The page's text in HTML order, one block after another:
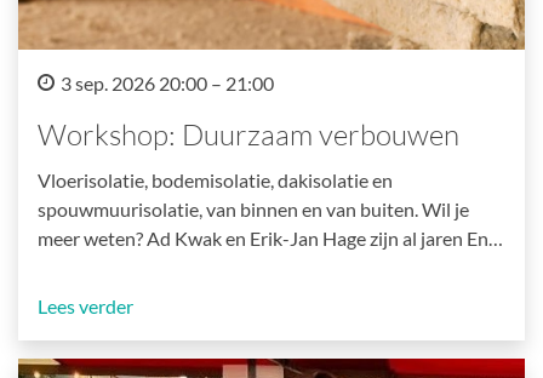
3 sep. 2026 20:00 – 21:00
Workshop: Duurzaam verbouwen
Vloerisolatie, bodemisolatie, dakisolatie en
spouwmuurisolatie, van binnen en van buiten. Wil je
meer weten? Ad Kwak en Erik-Jan Hage zijn al jaren En…
Lees verder